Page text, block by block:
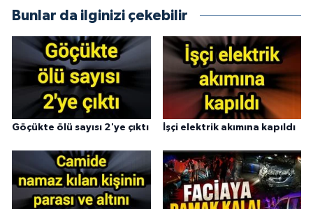
Bunlar da ilginizi çekebilir
Göçükte ölü sayısı 2'ye çıktı İşçi elektrik akımına kapıldı